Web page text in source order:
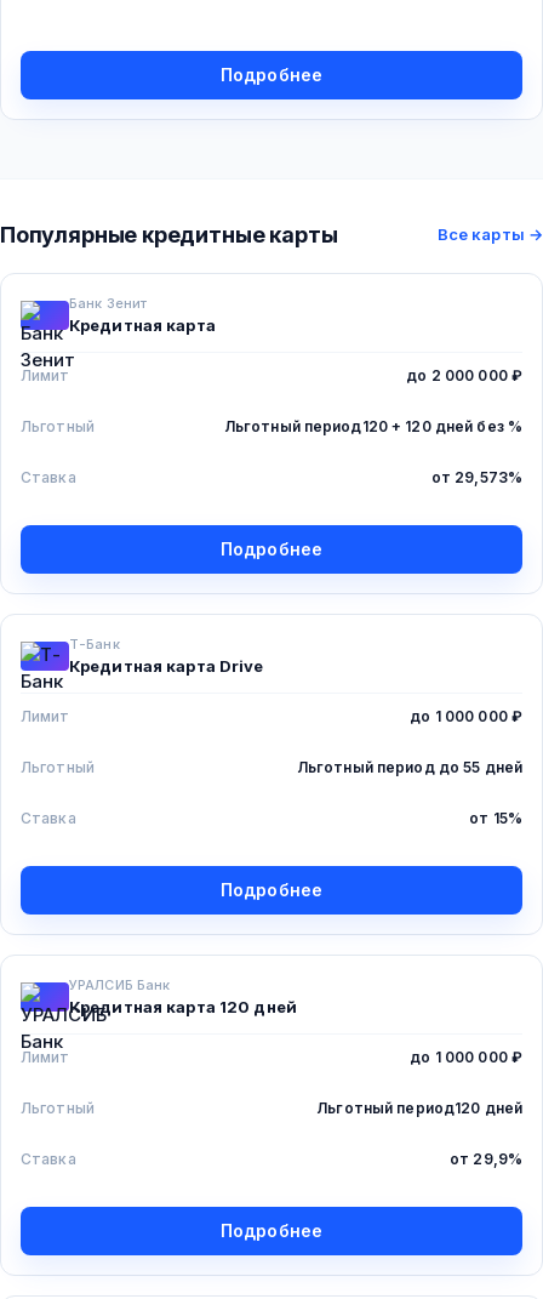
Подробнее
Популярные кредитные карты Все карты →
Банк Зенит
Кредитная карта
Лимит до 2 000 000 ₽
Льготный Льготный период120 + 120 дней без %
Ставка от 29,573%
Подробнее
Т-Банк
Кредитная карта Drive
Лимит до 1 000 000 ₽
Льготный Льготный периоддо 55 дней
Ставка от 15%
Подробнее
УРАЛСИБ Банк
Кредитная карта 120 дней
Лимит до 1 000 000 ₽
Льготный Льготный период120 дней
Ставка от 29,9%
Подробнее